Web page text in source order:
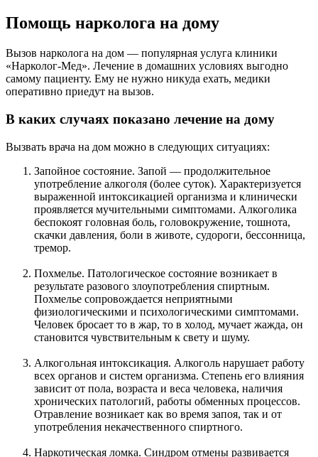
Помощь нарколога на дому
Вызов нарколога на дом — популярная услуга клиники
«Нарколог-Мед». Лечение в домашних условиях выгодно
самому пациенту. Ему не нужно никуда ехать, медики
оперативно приедут на вызов.
В каких случаях показано лечение на дому
Вызвать врача на дом можно в следующих ситуациях:
Запойное состояние. Запой — продолжительное
употребление алкоголя (более суток). Характеризуется
выраженной интоксикацией организма и клинически
проявляется мучительными симптомами. Алкоголика
беспокоят головная боль, головокружение, тошнота,
скачки давления, боли в животе, судороги, бессонница,
тремор.
Похмелье. Патологическое состояние возникает в
результате разового злоупотребления спиртным.
Похмелье сопровождается неприятными
физиологическими и психологическими симптомами.
Человек бросает то в жар, то в холод, мучает жажда, он
становится чувствительным к свету и шуму.
Алкогольная интоксикация. Алкоголь нарушает работу
всех органов и систем организма. Степень его влияния
зависит от пола, возраста и веса человека, наличия
хронических патологий, работы обменных процессов.
Отравление возникает как во время запоя, так и от
употребления некачественного спиртного.
Наркотическая ломка. Синдром отмены развивается